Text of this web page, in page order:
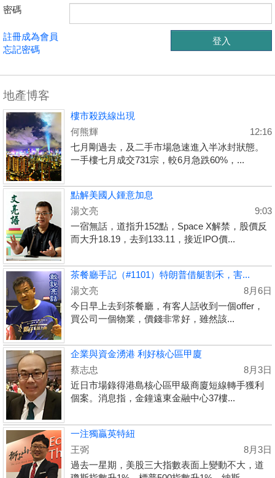
密碼
註冊成為會員
忘記密碼
地產博客
樓市殺跌線出現
何熊輝
12:16
七月剛過去，及二手市場急速進入半冰封狀態。
一手樓七月成交731宗，較6月急跌60%，...
點解美國人鍾意加息
湯文亮
9:03
一宿無話，道指升152點，Space X解禁，股價反
而大升18.19，去到133.11，接近IPO價...
茶餐廳手記（#1101）特朗普借艇割禾，害...
湯文亮
8月6日
今日早上去到茶餐廳，有客人話收到一個offer，
買公司一個物業，價錢非常好，雖然該...
企業與資金湧港 利好核心區甲廈
蔡志忠
8月3日
近日市場錄得港島核心區甲級商廈短線轉手獲利
個案。消息指，金鐘遠東金融中心37樓...
一注獨贏英特紐
王弼
8月3日
過去一星期，美股三大指數表面上變動不大，道